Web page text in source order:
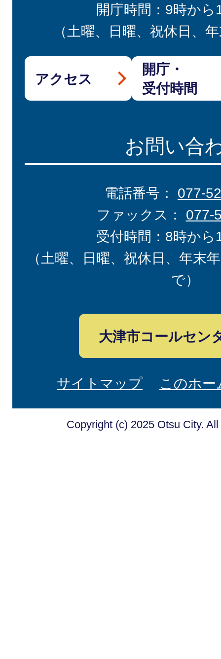
開庁時間：9時から
（土曜、日曜、祝休日、
アクセス
開庁・
受付時間
お問い合
電話番号： 077-
ファックス： 077-
受付時間：8時から
（土曜、日曜、祝休日、年末
で）
大津市コールセン
サイトマップ このホ
Copyright (c) 2025 Otsu City.